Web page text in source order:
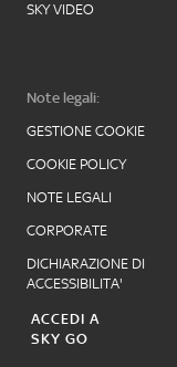
SKY VIDEO
Note legali:
GESTIONE COOKIE
COOKIE POLICY
NOTE LEGALI
CORPORATE
DICHIARAZIONE DI
ACCESSIBILITA'
ACCEDI A
SKY GO